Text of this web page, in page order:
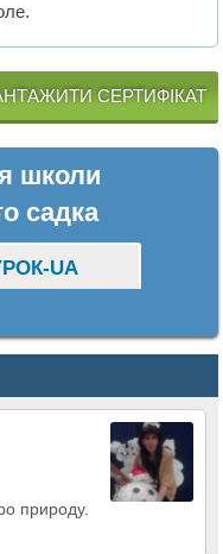
СЕРТИФІКАТ
школи
садка
UA
природу.